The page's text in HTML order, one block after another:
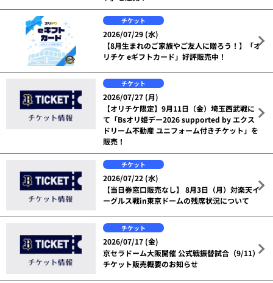
チケット
2026/07/29 (水)
【8月生まれのご家族やご友人に贈ろう！】「オ
リチケ eギフトカード」好評販売中！
チケット
2026/07/27 (月)
【オリチケ限定】9月11日（金）埼玉西武戦に
て「Bsオリ姫デー2026 supported by エクス
ドリーム不動産 ユニフォーム付きチケット」を
販売！
チケット
2026/07/22 (水)
【当日券窓口販売なし】 8月3日（月）対楽天イ
ーグルス戦in東京ドームの残席状況について
チケット
2026/07/17 (金)
京セラドーム大阪開催 公式戦振替試合（9/11）
チケット販売概要のお知らせ